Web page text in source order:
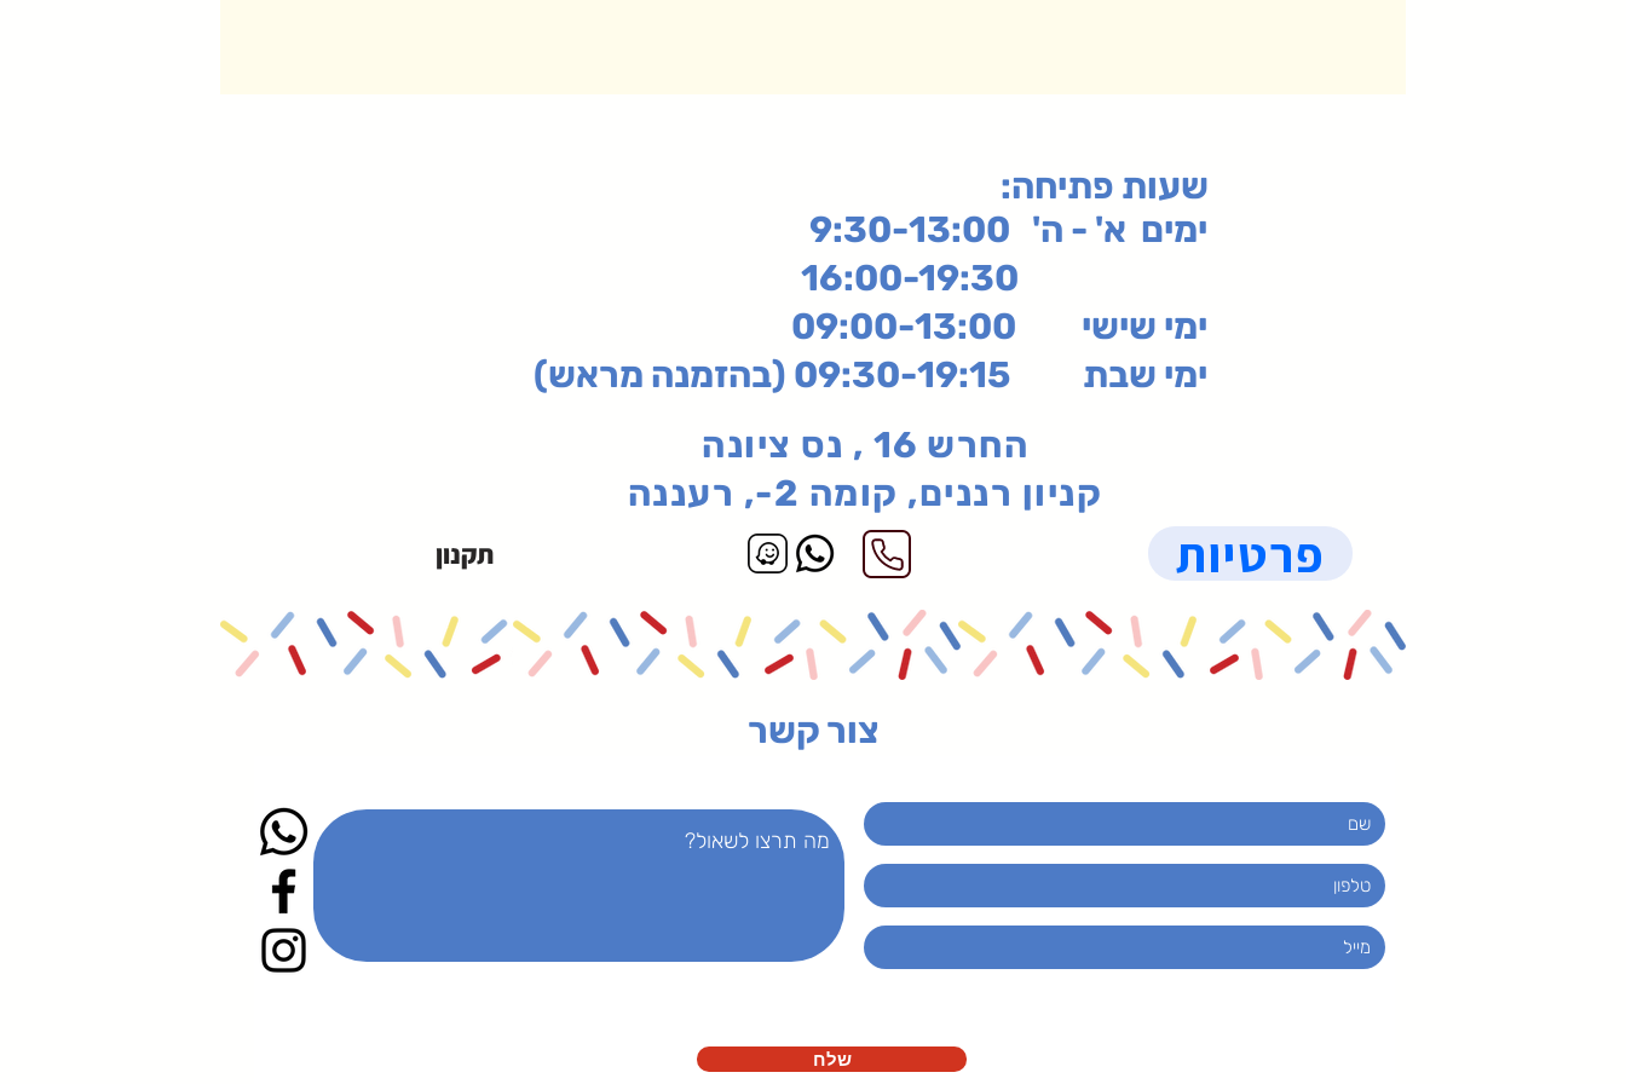
:שעות פתיחה
ימים א' - ה' 9:30-13:00
ימי שישי 09:00-13:00
ימי שבת 09:30-19:15 (בהזמנה מראש)
החרש 16 , נס ציונה
קניון רננים, קומה 2-, רעננה
תקנון פרטיות
צור קשר
שלח